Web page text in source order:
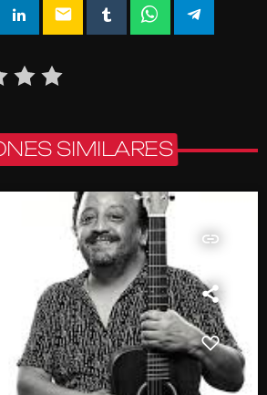
email
SIMILARES
insert_link